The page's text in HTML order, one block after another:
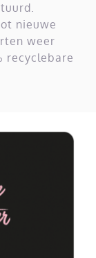
nieuwe
weer
recyclebare